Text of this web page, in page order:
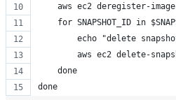
aws ec2 deregister-
for SNAPSHOT_ID in
echo "delete
aws ec2 delete-
    done
done